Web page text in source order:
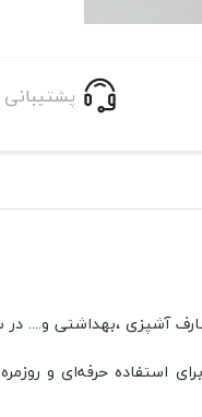
حرفه‌ای و